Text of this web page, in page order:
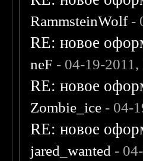
RammsteinWolf-
RE: новое
neF - 04-19-
RE: новое
Zombie_ice - 04-
RE: новое
jared_wanted -